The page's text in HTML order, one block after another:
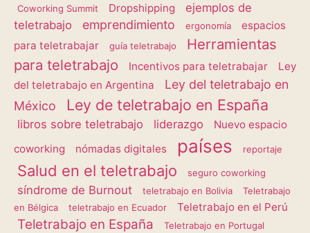
Coworking Summit
Dropshipping
ejemplos de
teletrabajo
emprendimiento ergonomía
espacios
para teletrabajar
guía teletrabajo
Herramientas
para teletrabajo
Incentivos para teletrabajar
Ley
del teletrabajo en Argentina
Ley del teletrabajo en
México
Ley de teletrabajo en España
libros sobre teletrabajo liderazgo
Nuevo espacio
coworking
nómadas digitales países reportaje
Salud en el teletrabajo seguro coworking
síndrome de Burnout teletrabajo en Bolivia
Teletrabajo
en Bélgica
teletrabajo en Ecuador Teletrabajo en el Perú
Teletrabajo en España
Teletrabajo en Portugal